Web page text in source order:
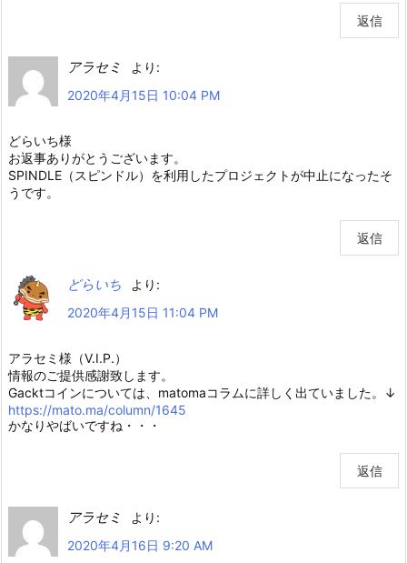
返信
アラセミ
より:
2020年4月15日 10:04 PM
どらいち様
お返事ありがとうございます。
SPINDLE（スピンドル）を利用したプロジェクトが中止になったそ
うです。
返信
どらいち
より:
2020年4月15日 11:04 PM
アラセミ様（V.I.P.）
情報のご提供感謝致します。
Gacktコインについては、matomaコラムに詳しく出ていました。↓
https://mato.ma/column/1645
かなりやばいですね・・・
返信
アラセミ
より:
2020年4月16日 9:20 AM